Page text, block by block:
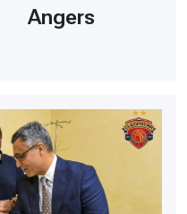
Angers